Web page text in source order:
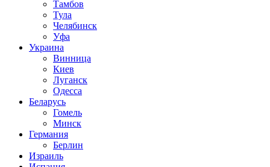
Тамбов
Тула
Челябинск
Уфа
Украина
Винница
Киев
Луганск
Одесса
Беларусь
Гомель
Минск
Германия
Берлин
Израиль